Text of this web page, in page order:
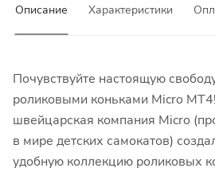
Описание Характеристики
Почувствуйте настоящую
роликовыми коньками Micro
швейцарская компания Micro
в мире детских самокатов)
удобную коллекцию роликовых